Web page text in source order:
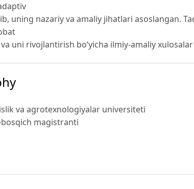
uning nazariy va amaliy jihatlari asoslangan.
uni rivojlantirish bo‘yicha ilmiy-amaliy
va agrotexnologiyalar universiteti
magistranti